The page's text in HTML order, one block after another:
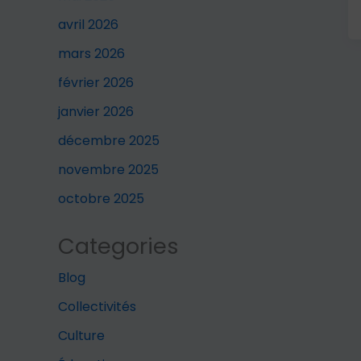
avril 2026
mars 2026
février 2026
janvier 2026
décembre 2025
novembre 2025
octobre 2025
Categories
Blog
Collectivités
Culture